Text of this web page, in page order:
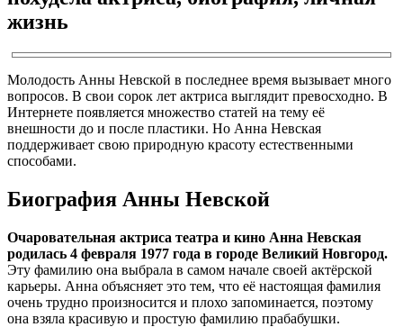
жизнь
Молодость Анны Невской в последнее время вызывает много
вопросов. В свои сорок лет актриса выглядит превосходно. В
Интернете появляется множество статей на тему её
внешности до и после пластики. Но Анна Невская
поддерживает свою природную красоту естественными
способами.
Биография Анны Невской
Очаровательная актриса театра и кино Анна Невская
родилась 4 февраля 1977 года в городе Великий Новгород.
Эту фамилию она выбрала в самом начале своей актёрской
карьеры. Анна объясняет это тем, что её настоящая фамилия
очень трудно произносится и плохо запоминается, поэтому
она взяла красивую и простую фамилию прабабушки.